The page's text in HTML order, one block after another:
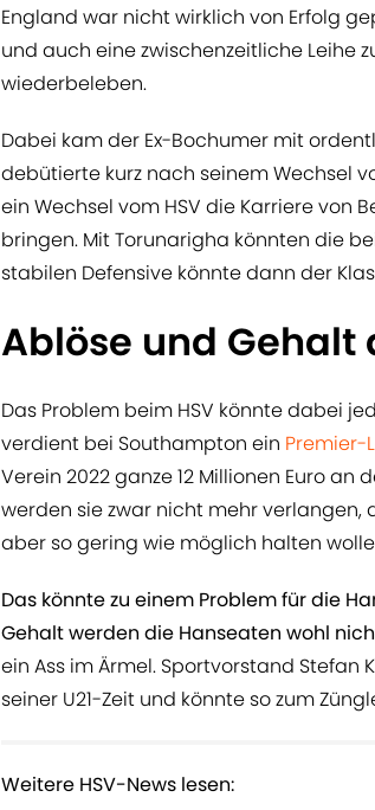
England war nicht wirklich von Erfolg
und auch eine zwischenzeitliche Leihe
wiederbeleben.
Dabei kam der Ex-Bochumer mit
debütierte kurz nach seinem Wechsel
ein Wechsel vom HSV die Karriere von
bringen. Mit Torunarigha könnten die
stabilen Defensive könnte dann der
Ablöse und Gehalt
Das Problem beim HSV könnte dabei
verdient bei Southampton ein Premier-
Verein 2022 ganze 12 Millionen Euro an
werden sie zwar nicht mehr verlangen,
aber so gering wie möglich halten
Das könnte zu einem Problem für die
Gehalt werden die Hanseaten wohl
ein Ass im Ärmel. Sportvorstand
seiner U21-Zeit und könnte so zum
Weitere HSV-News lesen: